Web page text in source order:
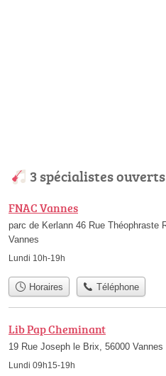
3 spécialistes
FNAC Vannes
parc de Kerlann 46 Rue Théophraste
Vannes
Lundi 10h-19h
Horaires Téléphone
Lib Pap Cheminant
19 Rue Joseph le Brix, 56000 Vannes
Lundi 09h15-19h